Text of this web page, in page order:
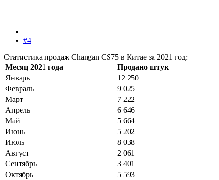
#4
Статистика продаж Changan CS75 в Китае за 2021 год:
Месяц 2021 года
Продано штук
Январь
12 250
Февраль
9 025
Март
7 222
Апрель
6 646
Май
5 664
Июнь
5 202
Июль
8 038
Август
2 061
Сентябрь
3 401
Октябрь
5 593